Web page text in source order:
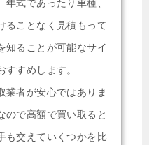
式であったり車種、
ることなく見積もって
知ることが可能なサイ
すすめします。
業者が安心ではありま
ので高額で買い取ると
も交えていくつかを比